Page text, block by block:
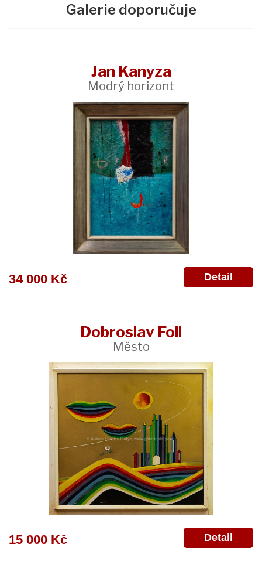
Galerie doporučuje
Jan Kanyza
Modrý horizont
34 000 Kč Detail
Dobroslav Foll
Město
15 000 Kč Detail